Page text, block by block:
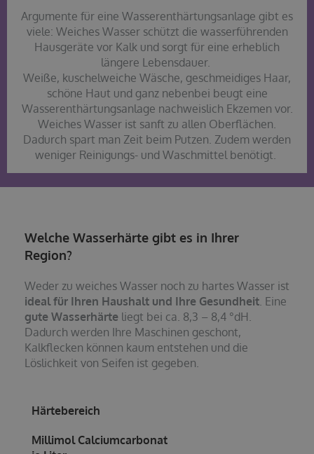
Argumente für eine Wasserenthärtungsanlage gibt es
viele: Weiches Wasser schützt die wasserführenden
Hausgeräte vor Kalk und sorgt für eine erheblich
längere Lebensdauer.
Weiße, kuschelweiche Wäsche, geschmeidiges Haar,
schöne Haut und ganz nebenbei beugt eine
Wasserenthärtungsanlage nachweislich Ekzemen vor.
Weiches Wasser ist sanft zu allen Oberflächen.
Dadurch spart man Zeit beim Putzen. Zudem werden
weniger Reinigungs- und Waschmittel benötigt.
Welche Wasserhärte gibt es in Ihrer
Region?
Weder zu weiches Wasser noch zu hartes Wasser ist
ideal für Ihren Haushalt und Ihre Gesundheit . Eine
gute Wasserhärte liegt bei ca. 8,3 – 8,4 °dH.
Dadurch werden Ihre Maschinen geschont,
Kalkflecken können kaum entstehen und die
Löslichkeit von Seifen ist gegeben.
Härtebereich
Millimol Calciumcarbonat